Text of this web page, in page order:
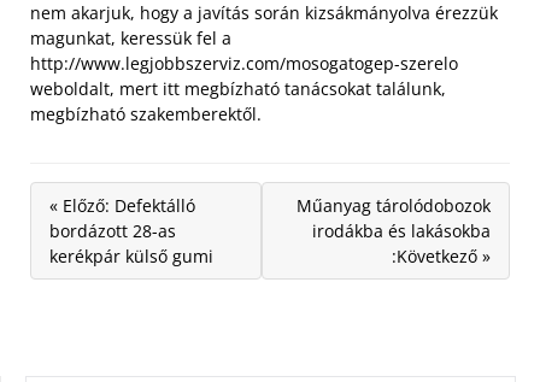
nem akarjuk, hogy a javítás során kizsákmányolva érezzük
magunkat, keressük fel a
http://www.legjobbszerviz.com/mosogatogep-szerelo
weboldalt, mert itt megbízható tanácsokat találunk,
megbízható szakemberektől.
« Előző: Defektálló
bordázott 28-as
kerékpár külső gumi
Műanyag tárolódobozok
irodákba és lakásokba
:Következő »